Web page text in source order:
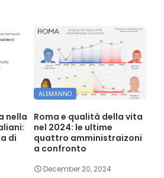
nella
di
ALEMANNO
Roma e qualità della vita
nel 2024: le ultime
quattro amministraizoni
a confronto
December 20, 2024